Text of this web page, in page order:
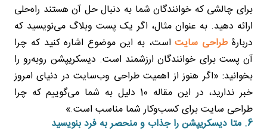
برای چالشی که خوانندگان شما به دنبال حل آن هستند راه‌حلی
ارائه دهید. به عنوان مثال، اگر یک پست وبلاگ می‌نویسید که
دربارۀطراحی سایتاست، به این موضوع اشاره کنید که چرا
آن پست برای خوانندگان ارزشمند است. دیسکریپشن روبه‌رو را
بخوانید: «اگر هنوز از اهمیت طراحی وب‌سایت در دنیای امروز
خبر ندارید، در این مقاله 10 دلیل به شما می‌گوییم که چرا
طراحی سایت برای کسب‌وکار شما مناسب است.»
6. متا دیسکریپشن را جذاب و منحصر به فرد بنویسید